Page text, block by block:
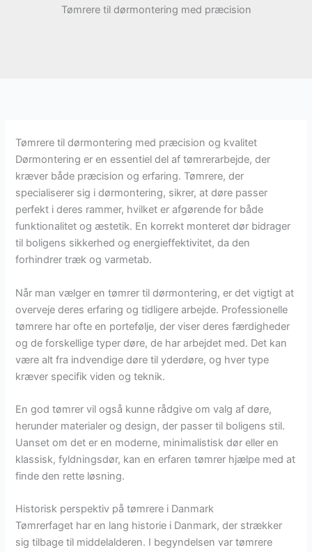
Tømrere til dørmontering med præcision
Tømrere til dørmontering med præcision og kvalitet
Dørmontering er en essentiel del af tømrerarbejde, der
kræver både præcision og erfaring. Tømrere, der
specialiserer sig i dørmontering, sikrer, at døre passer
perfekt i deres rammer, hvilket er afgørende for både
funktionalitet og æstetik. En korrekt monteret dør bidrager
til boligens sikkerhed og energieffektivitet, da den
forhindrer træk og varmetab.
Når man vælger en tømrer til dørmontering, er det vigtigt at
overveje deres erfaring og tidligere arbejde. Professionelle
tømrere har ofte en portefølje, der viser deres færdigheder
og de forskellige typer døre, de har arbejdet med. Det kan
være alt fra indvendige døre til yderdøre, og hver type
kræver specifik viden og teknik.
En god tømrer vil også kunne rådgive om valg af døre,
herunder materialer og design, der passer til boligens stil.
Uanset om det er en moderne, minimalistisk dør eller en
klassisk, fyldningsdør, kan en erfaren tømrer hjælpe med at
finde den rette løsning.
Historisk perspektiv på tømrere i Danmark
Tømrerfaget har en lang historie i Danmark, der strækker
sig tilbage til middelalderen. I begyndelsen var tømrere